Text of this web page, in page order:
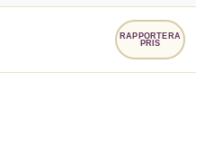
RAPPORTERA
PRIS